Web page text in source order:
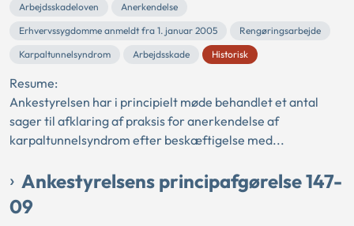
Arbejdsskadeloven
Anerkendelse
Erhvervssygdomme anmeldt fra 1. januar 2005
Rengøringsarbejde
Karpaltunnelsyndrom
Arbejdsskade Historisk
Resume:
Ankestyrelsen har i principielt møde behandlet et antal
sager til afklaring af praksis for anerkendelse af
karpaltunnelsyndrom efter beskæftigelse med...
Ankestyrelsens principafgørelse 147-
09